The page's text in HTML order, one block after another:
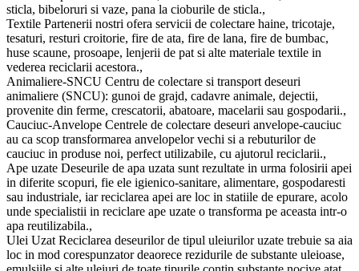
sticla, bibeloruri si vaze, pana la cioburile de sticla.,
Textile Partenerii nostri ofera servicii de colectare haine, tricotaje,
tesaturi, resturi croitorie, fire de ata, fire de lana, fire de bumbac,
huse scaune, prosoape, lenjerii de pat si alte materiale textile in
vederea reciclarii acestora.,
Animaliere-SNCU Centru de colectare si transport deseuri
animaliere (SNCU): gunoi de grajd, cadavre animale, dejectii,
provenite din ferme, crescatorii, abatoare, macelarii sau gospodarii.,
Cauciuc-Anvelope Centrele de colectare deseuri anvelope-cauciuc
au ca scop transformarea anvelopelor vechi si a rebuturilor de
cauciuc in produse noi, perfect utilizabile, cu ajutorul reciclarii.,
Ape uzate Deseurile de apa uzata sunt rezultate in urma folosirii apei
in diferite scopuri, fie ele igienico-sanitare, alimentare, gospodaresti
sau industriale, iar reciclarea apei are loc in statiile de epurare, acolo
unde specialistii in reciclare ape uzate o transforma pe aceasta intr-o
apa reutilizabila.,
Ulei Uzat Reciclarea deseurilor de tipul uleiurilor uzate trebuie sa aia
loc in mod corespunzator deaorece rezidurile de substante uleioase,